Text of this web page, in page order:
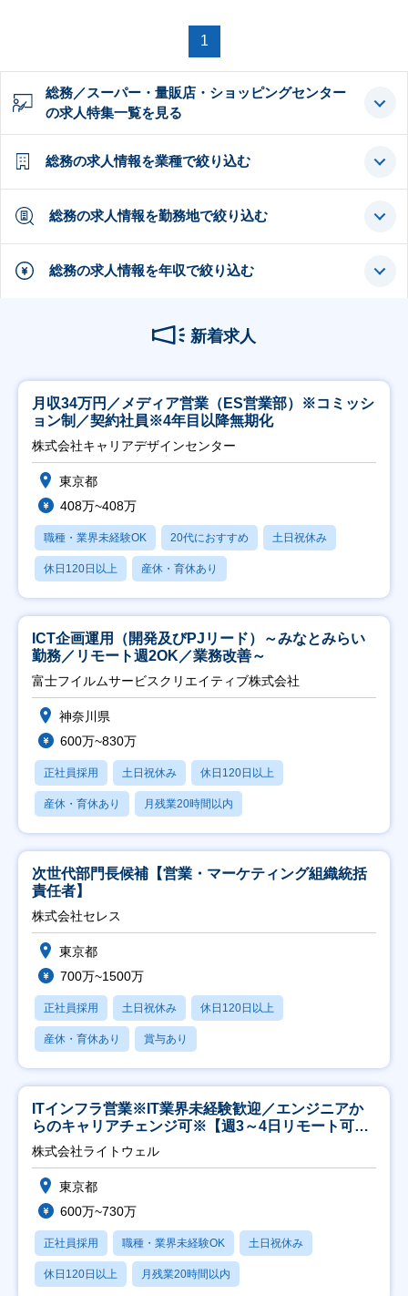
1
総務／スーパー・量販店・ショッピングセンター
の求人特集一覧を見る
総務の求人情報を業種で絞り込む
総務の求人情報を勤務地で絞り込む
総務の求人情報を年収で絞り込む
新着求人
月収34万円／メディア営業（ES営業部）※コミッシ
ョン制／契約社員※4年目以降無期化
株式会社キャリアデザインセンター
東京都
408万~408万
職種・業界未経験OK 20代におすすめ 土日祝休み
休日120日以上 産休・育休あり
ICT企画運用（開発及びPJリード）～みなとみらい
勤務／リモート週2OK／業務改善～
富士フイルムサービスクリエイティブ株式会社
神奈川県
600万~830万
正社員採用 土日祝休み 休日120日以上
産休・育休あり 月残業20時間以内
次世代部門長候補【営業・マーケティング組織統括
責任者】
株式会社セレス
東京都
700万~1500万
正社員採用 土日祝休み 休日120日以上
産休・育休あり 賞与あり
ITインフラ営業※IT業界未経験歓迎／エンジニアか
らのキャリアチェンジ可※【週3～4日リモート可
能】
株式会社ライトウェル
東京都
600万~730万
正社員採用 職種・業界未経験OK 土日祝休み
休日120日以上 月残業20時間以内